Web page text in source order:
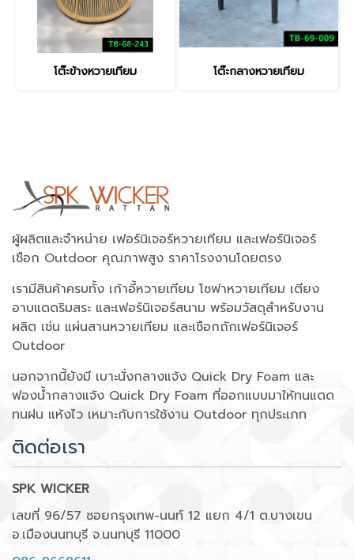
โต๊ะข้างหวายเทียม โต๊ะกลางหวายเทียม
ผู้ผลิตและจำหน่าย เฟอร์นิเจอร์หวายเทียม และเฟอร์นิเจอร์
เชือก Outdoor คุณภาพสูง ราคาโรงงานโดยตรง
เรามีสินค้าครบทั้ง เก้าอี้หวายเทียม โซฟาหวายเทียม เตียง
อาบแดดริมสระ และเฟอร์นิเจอร์สนาม พร้อมวัสดุสำหรับงาน
ผลิต เช่น แผ่นสานหวายเทียม และเชือกถักเฟอร์นิเจอร์
Outdoor
นอกจากนี้ยังมี เบาะนั่งกลางแจ้ง Quick Dry Foam และ
ฟองน้ำกลางแจ้ง Quick Dry Foam ที่ออกแบบมาให้ทนแดด
ทนฝน แห้งไว เหมาะกับการใช้งาน Outdoor ทุกประเภท
ติดต่อเรา
SPK WICKER
เลขที่ 96/57 ซอยกรุงเทพ-นนท์ 12 แยก 4/1 ต.บางเขน
อ.เมืองนนทบุรี จ.นนทบุรี 11000